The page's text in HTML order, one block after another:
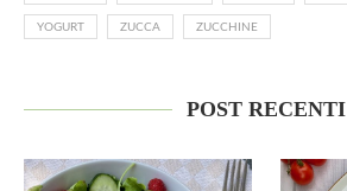
YOGURT ZUCCA ZUCCHINE
POST RECENTI